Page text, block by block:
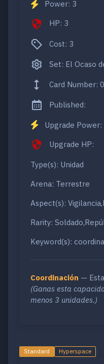
Power: 3
HP: 3
Cost: 3
Set: El Ocaso
Card Number:
Published:
Upgrade Power:
Upgrade HP:
Type(s): Unidad
Arena: Terrestre
Aspect(s):
Rarity:
Keyword(s):
Coordinación —
(Ganas esta
menos 3 unidades.)
Standard Hyperspace